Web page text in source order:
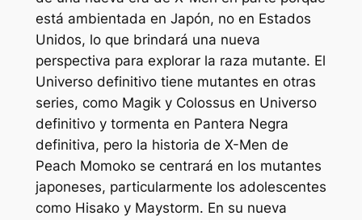
está ambientada en Japón, no en Estados
Unidos, lo que brindará una nueva
perspectiva para explorar la raza mutante. El
Universo definitivotiene mutantes en otras
series, como Magik y Colossus en Universo
definitivoy tormenta en Pantera Negra
definitiva, pero la historia de X-Men de
Peach Momoko se centrará en los mutantes
japoneses, particularmente los adolescentes
como Hisako y Maystorm. En su nueva